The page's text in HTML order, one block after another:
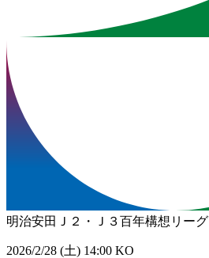
明治安田Ｊ２・Ｊ３百年構想リーグ
2026/2/28 (土) 14:00 KO